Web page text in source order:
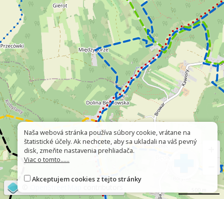
Naša webová stránka používa súbory cookie, vrátane na
štatistické účely. Ak nechcete, aby sa ukladali na váš pevný
disk, zmeňte nastavenia prehliadača.
Viac o tomto......
Akceptujem cookies z tejto stránky